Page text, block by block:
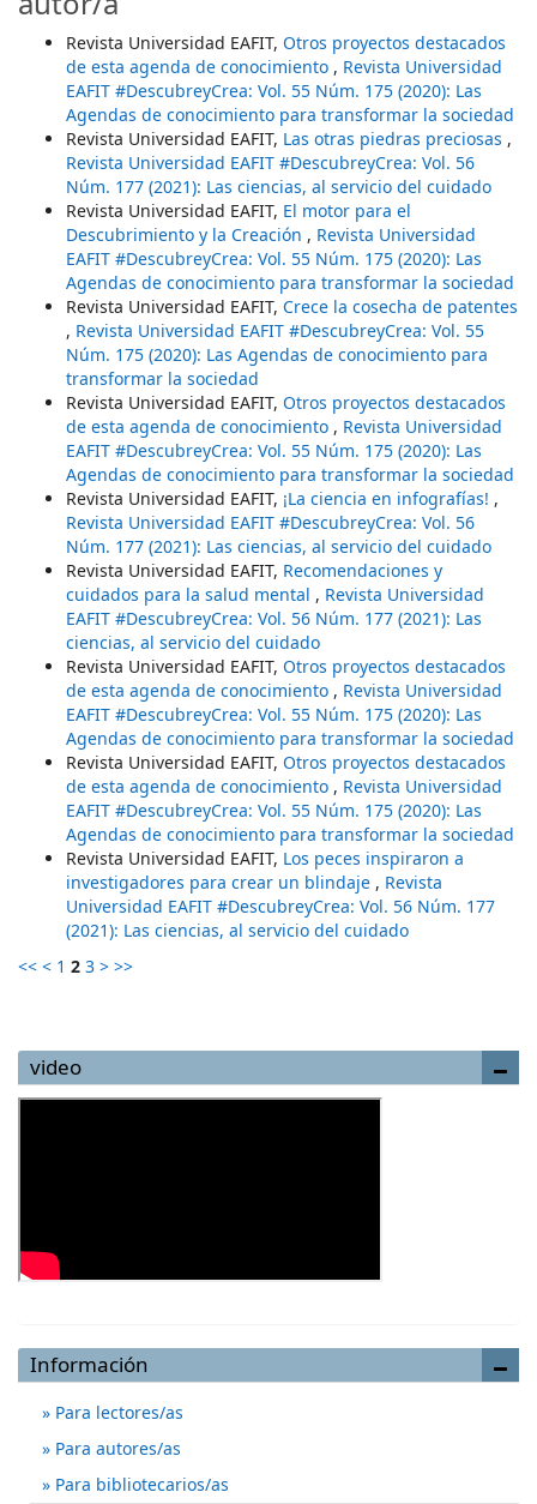
Revista Universidad EAFIT, Otros proyectos destacados
de esta agenda de conocimiento , Revista Universidad
EAFIT #DescubreyCrea: Vol. 55 Núm. 175 (2020): Las
Agendas de conocimiento para transformar la sociedad
Revista Universidad EAFIT, Las otras piedras preciosas ,
Revista Universidad EAFIT #DescubreyCrea: Vol. 56
Núm. 177 (2021): Las ciencias, al servicio del cuidado
Revista Universidad EAFIT, El motor para el
Descubrimiento y la Creación , Revista Universidad
EAFIT #DescubreyCrea: Vol. 55 Núm. 175 (2020): Las
Agendas de conocimiento para transformar la sociedad
Revista Universidad EAFIT, Crece la cosecha de patentes
, Revista Universidad EAFIT #DescubreyCrea: Vol. 55
Núm. 175 (2020): Las Agendas de conocimiento para
transformar la sociedad
Revista Universidad EAFIT, Otros proyectos destacados
de esta agenda de conocimiento , Revista Universidad
EAFIT #DescubreyCrea: Vol. 55 Núm. 175 (2020): Las
Agendas de conocimiento para transformar la sociedad
Revista Universidad EAFIT, ¡La ciencia en infografías! ,
Revista Universidad EAFIT #DescubreyCrea: Vol. 56
Núm. 177 (2021): Las ciencias, al servicio del cuidado
Revista Universidad EAFIT, Recomendaciones y
cuidados para la salud mental , Revista Universidad
EAFIT #DescubreyCrea: Vol. 56 Núm. 177 (2021): Las
ciencias, al servicio del cuidado
Revista Universidad EAFIT, Otros proyectos destacados
de esta agenda de conocimiento , Revista Universidad
EAFIT #DescubreyCrea: Vol. 55 Núm. 175 (2020): Las
Agendas de conocimiento para transformar la sociedad
Revista Universidad EAFIT, Otros proyectos destacados
de esta agenda de conocimiento , Revista Universidad
EAFIT #DescubreyCrea: Vol. 55 Núm. 175 (2020): Las
Agendas de conocimiento para transformar la sociedad
Revista Universidad EAFIT, Los peces inspiraron a
investigadores para crear un blindaje , Revista
Universidad EAFIT #DescubreyCrea: Vol. 56 Núm. 177
(2021): Las ciencias, al servicio del cuidado
<< < 1 2 3 > >>
video
Información
Para lectores/as
Para autores/as
Para bibliotecarios/as